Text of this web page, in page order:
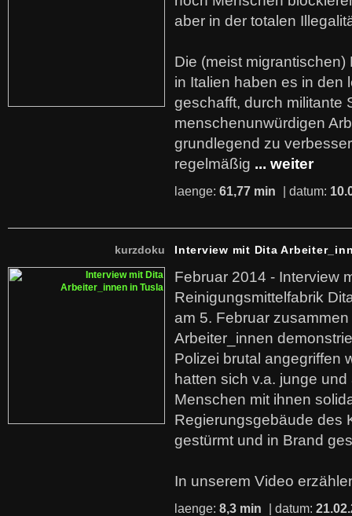
aber in der totalen
Die (meist
in Italien haben es in den
geschafft, durch militante
menschenunwürdigen
grundlegend zu
regelmäßig ... weiter
laenge: 61,77 min | datum:
kurzdoku Interview mit Dita
Februar 2014 - Interview
Reinigungsmittelfabrik
am 5. Februar
Arbeiter_innen
Polizei brutal angegriffen
hatten sich v.a. junge
Menschen mit ihnen
Regierungsgebäude des
gestürmt und in Brand
In unserem Video
laenge: 8,3 min | datum: